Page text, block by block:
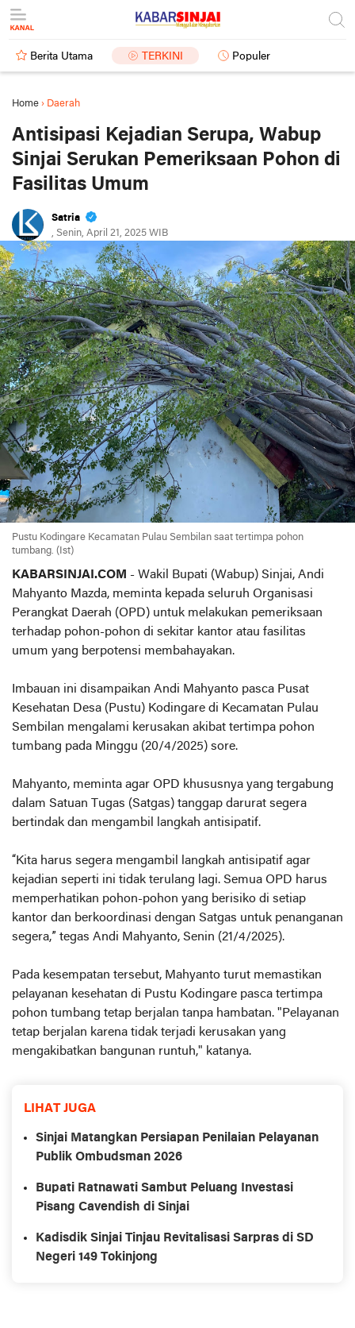
Berita Utama TERKINI Populer
Home › Daerah
Antisipasi Kejadian Serupa, Wabup
Sinjai Serukan Pemeriksaan Pohon di
Fasilitas Umum
Satria
, Senin, April 21, 2025 WIB
Pustu Kodingare Kecamatan Pulau Sembilan saat tertimpa pohon
tumbang. (Ist)
KABARSINJAI.COM - Wakil Bupati (Wabup) Sinjai, Andi
Mahyanto Mazda, meminta kepada seluruh Organisasi
Perangkat Daerah (OPD) untuk melakukan pemeriksaan
terhadap pohon-pohon di sekitar kantor atau fasilitas
umum yang berpotensi membahayakan.
Imbauan ini disampaikan Andi Mahyanto pasca Pusat
Kesehatan Desa (Pustu) Kodingare di Kecamatan Pulau
Sembilan mengalami kerusakan akibat tertimpa pohon
tumbang pada Minggu (20/4/2025) sore.
Mahyanto, meminta agar OPD khususnya yang tergabung
dalam Satuan Tugas (Satgas) tanggap darurat segera
bertindak dan mengambil langkah antisipatif.
“Kita harus segera mengambil langkah antisipatif agar
kejadian seperti ini tidak terulang lagi. Semua OPD harus
memperhatikan pohon-pohon yang berisiko di setiap
kantor dan berkoordinasi dengan Satgas untuk penanganan
segera,” tegas Andi Mahyanto, Senin (21/4/2025).
Pada kesempatan tersebut, Mahyanto turut memastikan
pelayanan kesehatan di Pustu Kodingare pasca tertimpa
pohon tumbang tetap berjalan tanpa hambatan. "Pelayanan
tetap berjalan karena tidak terjadi kerusakan yang
mengakibatkan bangunan runtuh," katanya.
LIHAT JUGA
Sinjai Matangkan Persiapan Penilaian Pelayanan
Publik Ombudsman 2026
Bupati Ratnawati Sambut Peluang Investasi
Pisang Cavendish di Sinjai
Kadisdik Sinjai Tinjau Revitalisasi Sarpras di SD
Negeri 149 Tokinjong